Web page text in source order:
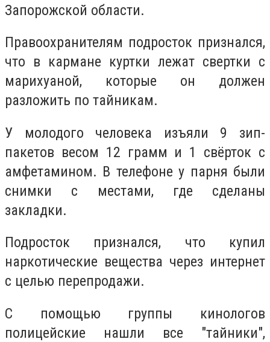
Запорожской области.
Правоохранителям подросток признался,
что в кармане куртки лежат свертки с
марихуаной, которые он должен
разложить по тайникам.
У молодого человека изъяли 9 зип-
пакетов весом 12 грамм и 1 свёрток с
амфетамином. В телефоне у парня были
снимки с местами, где сделаны
закладки.
Подросток признался, что купил
наркотические вещества через интернет
с целью перепродажи.
С помощью группы кинологов
полицейские нашли все "тайники",